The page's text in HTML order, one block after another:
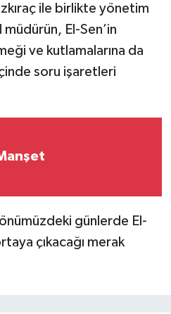
ile birlikte yönetim
müdürün, El-Sen’in
ve kutlamalarına da
soru işaretleri
günlerde El-
çıkacağı merak